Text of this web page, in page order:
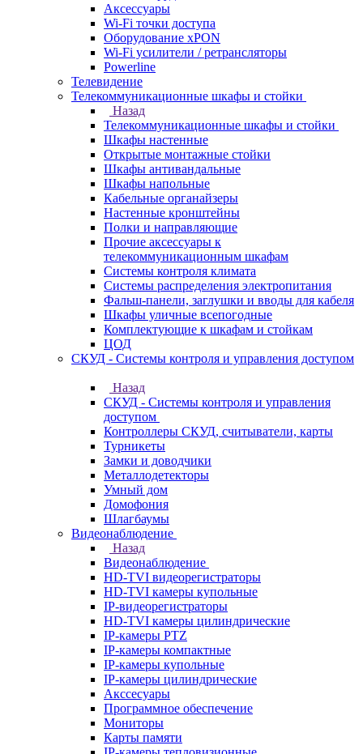
Аксессуары
Wi-Fi точки доступа
Оборудование хPON
Wi-Fi усилители / ретрансляторы
Powerline
Телевидение
Телекоммуникационные шкафы и стойки
Назад
Телекоммуникационные шкафы и стойки
Шкафы настенные
Открытые монтажные стойки
Шкафы антивандальные
Шкафы напольные
Кабельные органайзеры
Настенные кронштейны
Полки и направляющие
Прочие аксессуары к
телекоммуникационным шкафам
Системы контроля климата
Системы распределения электропитания
Фальш-панели, заглушки и вводы для кабеля
Шкафы уличные всепогодные
Комплектующие к шкафам и стойкам
ЦОД
СКУД - Системы контроля и управления доступом
Назад
СКУД - Системы контроля и управления
доступом
Контроллеры СКУД, считыватели, карты
Турникеты
Замки и доводчики
Металлодетекторы
Умный дом
Домофония
Шлагбаумы
Видеонаблюдение
Назад
Видеонаблюдение
HD-TVI видеорегистраторы
HD-TVI камеры купольные
IP-видеорегистраторы
HD-TVI камеры цилиндрические
IP-камеры PTZ
IP-камеры компактные
IP-камеры купольные
IP-камеры цилиндрические
Акссесуары
Программное обеспечение
Мониторы
Карты памяти